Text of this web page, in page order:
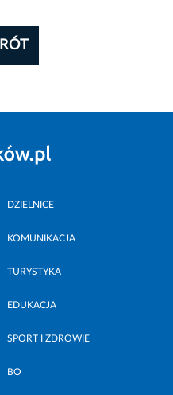
DZIELNICE
KOMUNIKACJA
TURYSTYKA
EDUKACJA
SPORT I ZDROWIE
BO